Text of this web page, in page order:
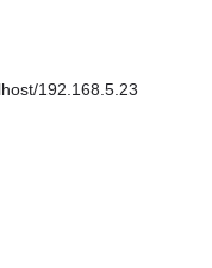
192.168.5.23